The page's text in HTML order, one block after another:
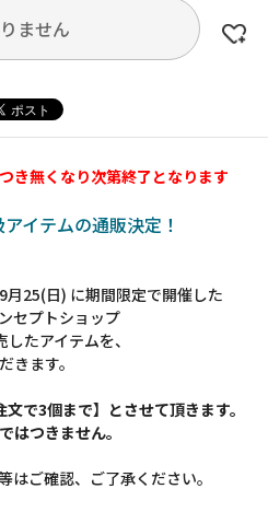
ません
き無くなり次第終了となります
イテムの通販決定！
25(日) に期間限定で開催した
セプトショップ
したアイテムを、
きます。
で3個まで】とさせて頂きます。
はつきません。
はご確認、ご了承ください。